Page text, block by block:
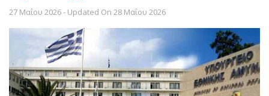
27 Μαΐου 2026 - Updated On 28 Μαΐου 2026